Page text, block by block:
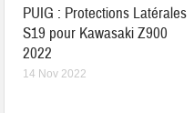
PUIG : Protections Latérales
S19 pour Kawasaki Z900
2022
14 Nov 2022